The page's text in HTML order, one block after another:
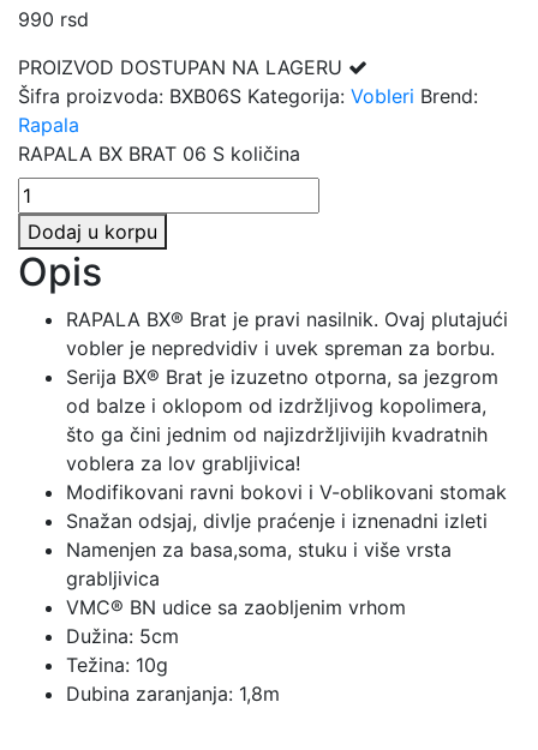
990 rsd
PROIZVOD DOSTUPAN NA LAGERU
Šifra proizvoda: BXB06S Kategorija: Vobleri Brend:
Rapala
RAPALA BX BRAT 06 S količina
Dodaj u korpu
Opis
RAPALA BX® Brat je pravi nasilnik. Ovaj plutajući
vobler je nepredvidiv i uvek spreman za borbu.
Serija BX® Brat je izuzetno otporna, sa jezgrom
od balze i oklopom od izdržljivog kopolimera,
što ga čini jednim od najizdržljivijih kvadratnih
voblera za lov grabljivica!
Modifikovani ravni bokovi i V-oblikovani stomak
Snažan odsjaj, divlje praćenje i iznenadni izleti
Namenjen za basa,soma, stuku i više vrsta
grabljivica
VMC® BN udice sa zaobljenim vrhom
Dužina: 5cm
Težina: 10g
Dubina zaranjanja: 1,8m